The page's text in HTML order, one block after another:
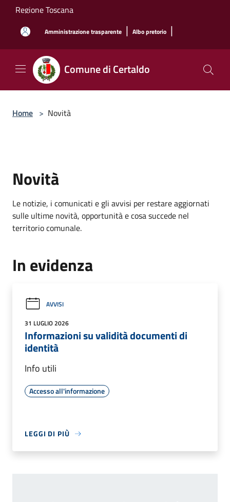
Salta al contenuto principale
Regione Toscana
Amministrazione trasparente | Albo pretorio |
Comune di Certaldo
Home > Novità
Novità
Le notizie, i comunicati e gli avvisi per restare aggiornati
sulle ultime novità, opportunità e cosa succede nel
territorio comunale.
In evidenza
AVVISI
31 LUGLIO 2026
Informazioni su validità documenti di
identità
Info utili
Accesso all'informazione
LEGGI DI PIÙ